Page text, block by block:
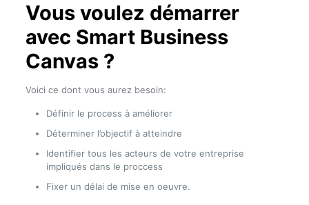
Vous voulez démarrer
avec Smart Business
Canvas ?
Voici ce dont vous aurez besoin:
Définir le process à améliorer
Déterminer l’objectif à atteindre
Identifier tous les acteurs de votre entreprise
impliqués dans le proccess
Fixer un délai de mise en oeuvre.